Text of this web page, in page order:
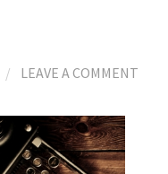
/ LEAVE A COMMENT